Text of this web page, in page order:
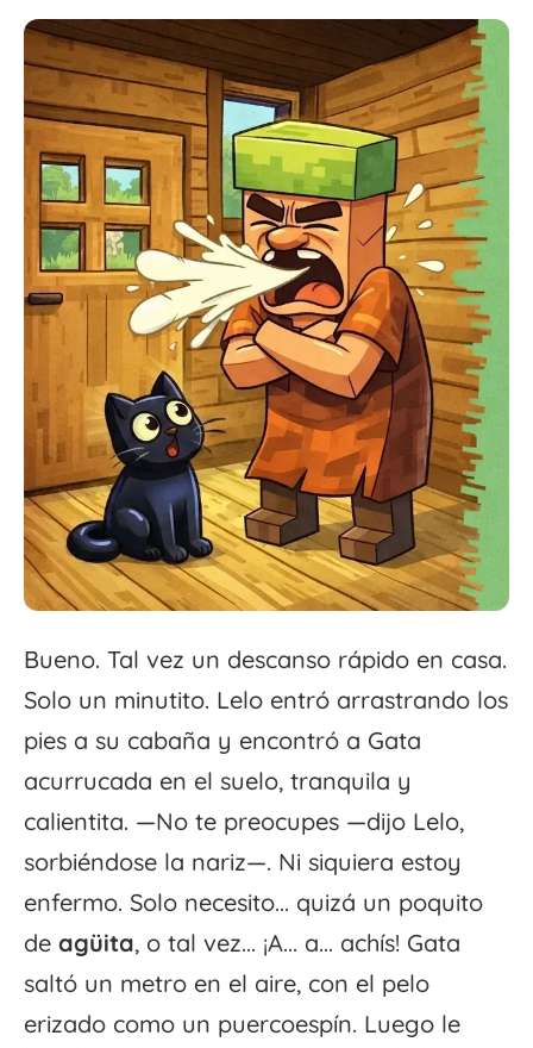
Bueno. Tal vez un descanso rápido en casa.
Solo un minutito. Lelo entró arrastrando los
pies a su cabaña y encontró a Gata
acurrucada en el suelo, tranquila y
calientita. —No te preocupes —dijo Lelo,
sorbiéndose la nariz—. Ni siquiera estoy
enfermo. Solo necesito... quizá un poquito
de agüita, o tal vez... ¡A... a... achís! Gata
saltó un metro en el aire, con el pelo
erizado como un puercoespín. Luego le